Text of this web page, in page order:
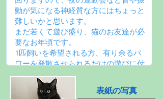
表紙の写真